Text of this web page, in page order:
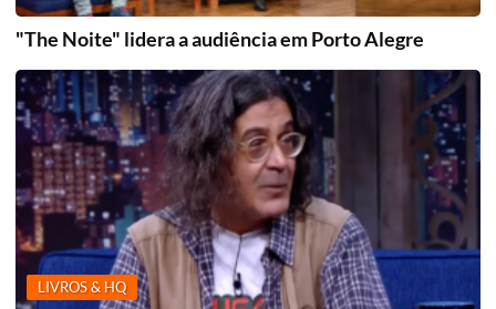
"The Noite" lidera a audiência em Porto Alegre
LIVROS & HQ